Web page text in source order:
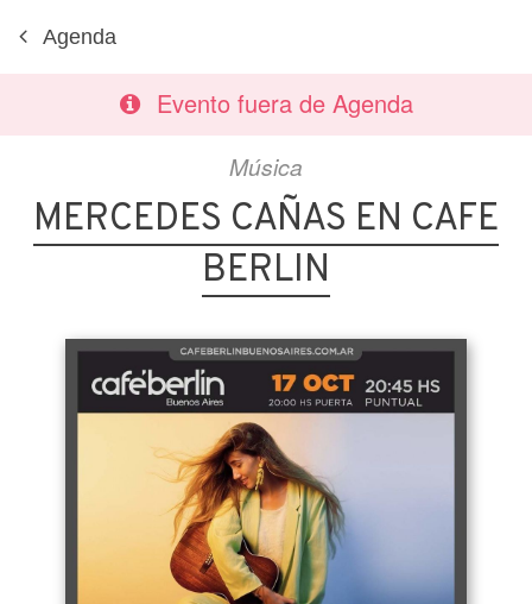
Agenda
Evento fuera de Agenda
Música
MERCEDES CAÑAS EN CAFE
BERLIN